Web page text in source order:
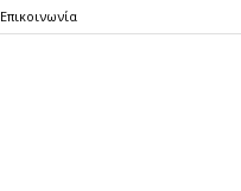
Επικοινωνία